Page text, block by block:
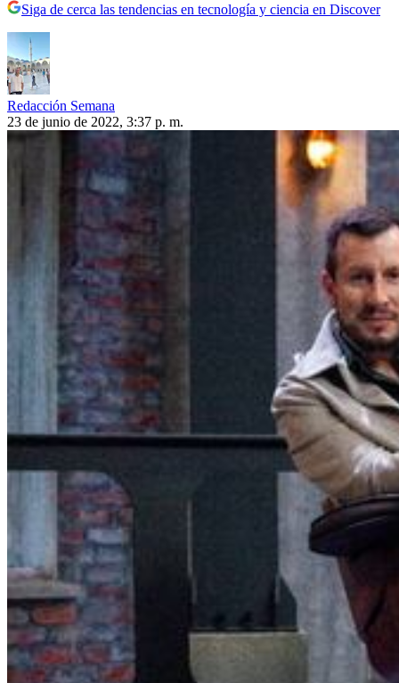
Siga de cerca las tendencias en tecnología y ciencia en Discover
Redacción Semana
23 de junio de 2022, 3:37 p. m.